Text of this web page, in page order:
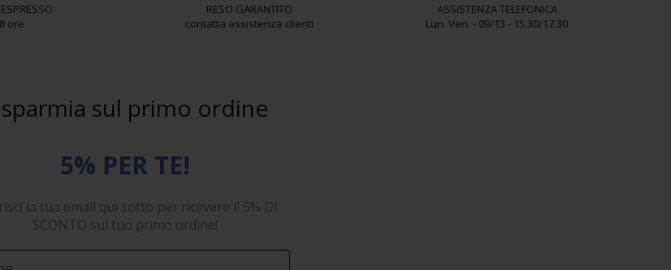
ore
RESO GARANTITO
contatta assistenza clienti
ASSISTENZA TELEFONICA
Lun. Ven. - 09/13 - 15.30/17.30
sul primo ordine
5% PER TE!
la tua email qui sotto per ricevere il 5% DI
SCONTO sul tuo primo ordine!